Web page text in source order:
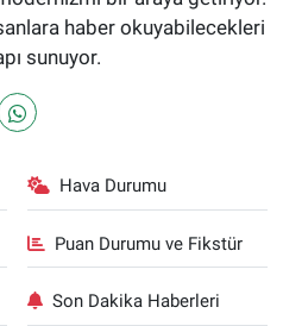
haber okuyabilecekleri
sunuyor.
Hava Durumu
Puan Durumu ve Fikstür
Son Dakika Haberleri